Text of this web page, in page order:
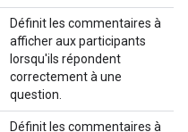
Définit les commentaires à
afficher aux participants
lorsqu'ils répondent
correctement à une
question.
Définit les commentaires à